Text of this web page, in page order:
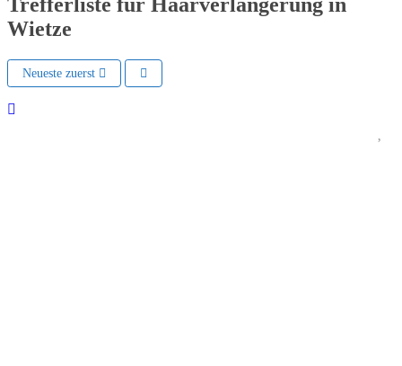
Wietze
Neueste zuerst